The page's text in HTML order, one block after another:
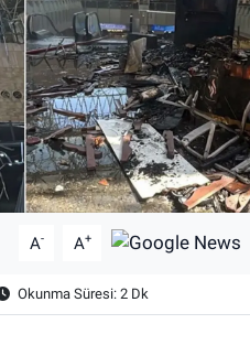
A- A+
Okunma Süresi: 2 Dk